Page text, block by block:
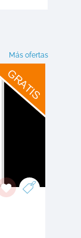
Más ofertas
GRATIS